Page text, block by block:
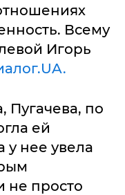
Всему
Игорь
Пугачева, по
ей
у нее увела
не просто